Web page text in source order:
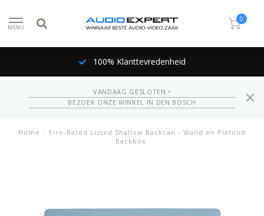
MENU
0
100% Klanttevredenheid
VANDAAG GESLOTEN •
BEZOEK ONZE WINKEL IN DEN BOSCH
Home / Fire-Rated Listed Shallow Backcan - Wand en Plafond
Backbox